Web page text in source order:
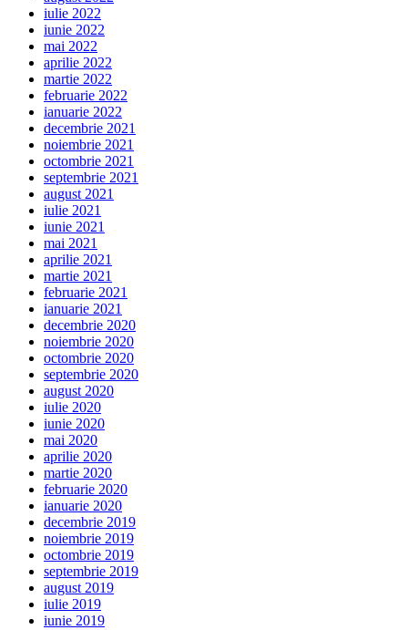
iulie 2022
iunie 2022
mai 2022
aprilie 2022
martie 2022
februarie 2022
ianuarie 2022
decembrie 2021
noiembrie 2021
octombrie 2021
septembrie 2021
august 2021
iulie 2021
iunie 2021
mai 2021
aprilie 2021
martie 2021
februarie 2021
ianuarie 2021
decembrie 2020
noiembrie 2020
octombrie 2020
septembrie 2020
august 2020
iulie 2020
iunie 2020
mai 2020
aprilie 2020
martie 2020
februarie 2020
ianuarie 2020
decembrie 2019
noiembrie 2019
octombrie 2019
septembrie 2019
august 2019
iulie 2019
iunie 2019